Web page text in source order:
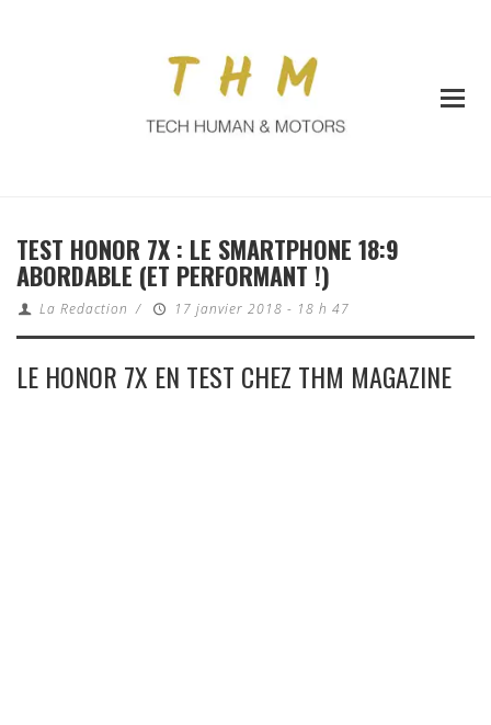
TEST HONOR 7X : LE SMARTPHONE 18:9
ABORDABLE (ET PERFORMANT !)
La Redaction / 17 janvier 2018 - 18 h 47
LE HONOR 7X EN TEST CHEZ THM MAGAZINE